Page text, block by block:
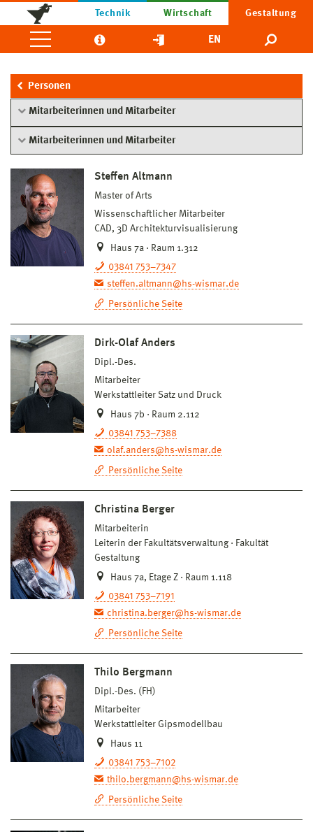
Technik Wirtschaft Gestaltung
EN
Personen
Mitarbeiterinnen und Mitarbeiter
Mitarbeiterinnen und Mitarbeiter
Steffen Altmann
Master of Arts
Wissenschaftlicher Mitarbeiter
CAD, 3D Architekturvisualisierung
Haus 7a · Raum 1.312
03841 753–7347
steffen.altmann@hs-wismar.de
Persönliche Seite
Dirk-Olaf Anders
Dipl.-Des.
Mitarbeiter
Werkstattleiter Satz und Druck
Haus 7b · Raum 2.112
03841 753–7388
olaf.anders@hs-wismar.de
Persönliche Seite
Christina Berger
Mitarbeiterin
Leiterin der Fakultätsverwaltung
Fakultät
Gestaltung
Haus 7a, Etage Z · Raum 1.118
03841 753–7191
christina.berger@hs-wismar.de
Persönliche Seite
Thilo Bergmann
Dipl.-Des. (FH)
Mitarbeiter
Werkstattleiter Gipsmodellbau
Haus 11
03841 753–7102
thilo.bergmann@hs-wismar.de
Persönliche Seite